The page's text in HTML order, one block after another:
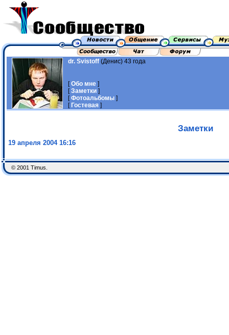
dr. Svistoff (Денис) 43 года
[Обо мне ]
[Заметки ]
[Фотоальбомы ]
[ Гостевая ]
Заметки
19 апреля 2004 16:16
© 2001 Timus.